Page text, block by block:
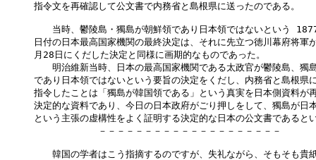
指令文を再確認して公文書で内務省と島根県に送ったのである。
当時、鬱陵島・獨島が朝鮮領であり日本領ではないという
日付の日本最高国家機関の最終決定は、それに先立つ徳川幕府将軍
月28日にくだした決定と同様に画期的なものであった。
明治維新当時、日本の最高国家機関である太政官が鬱陵島、獨
であり日本領ではないという要旨の決定をくだし、内務省と島根県
指令したことは「獨島が韓国領である」という真実を日本側資料が
決定的な資料であり、今日の日本政府がごり押しをして、獨島が日
という主張の虚構性をよく証明する決定的な日本の公文書であると
－－－－－－－－－－－－－－－－－－－－
韓国の学者はこう指摘するのですが、失礼ながら、そもそも貴